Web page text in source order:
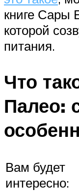
книге Сары
которой
питания.
Что
Палео:
Вам будет
интересно: